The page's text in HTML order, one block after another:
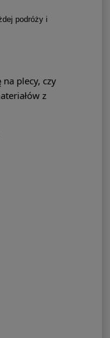
podróży i
plecy, czy
z